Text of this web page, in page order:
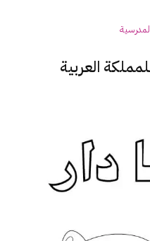
العربية